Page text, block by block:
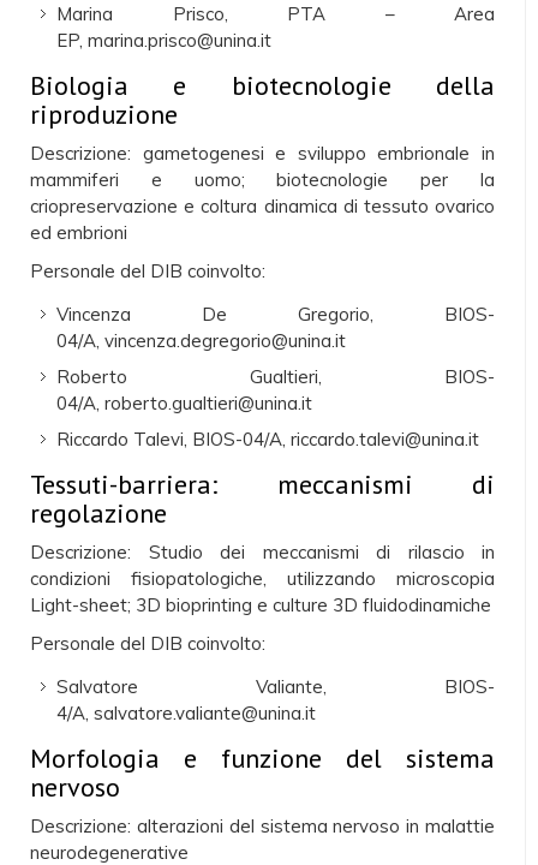
Marina Prisco, PTA – Area
EP, marina.prisco@unina.it
Biologia e biotecnologie della
riproduzione
Descrizione: gametogenesi e sviluppo embrionale in
mammiferi e uomo; biotecnologie per la
criopreservazione e coltura dinamica di tessuto ovarico
ed embrioni
Personale del DIB coinvolto:
Vincenza De Gregorio, BIOS-
04/A, vincenza.degregorio@unina.it
Roberto Gualtieri, BIOS-
04/A, roberto.gualtieri@unina.it
Riccardo Talevi, BIOS-04/A, riccardo.talevi@unina.it
Tessuti-barriera: meccanismi di
regolazione
Descrizione: Studio dei meccanismi di rilascio in
condizioni fisiopatologiche, utilizzando microscopia
Light-sheet; 3D bioprinting e culture 3D fluidodinamiche
Personale del DIB coinvolto:
Salvatore Valiante, BIOS-
4/A, salvatore.valiante@unina.it
Morfologia e funzione del sistema
nervoso
Descrizione: alterazioni del sistema nervoso in malattie
neurodegenerative